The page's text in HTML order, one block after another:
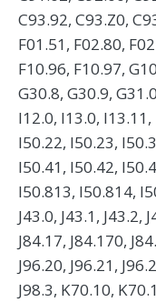
C93.92, C93.Z0,
F01.51, F02.80,
F10.96, F10.97,
G30.8, G30.9,
I12.0, I13.0,
I50.22, I50.23,
I50.41, I50.42,
I50.813, I50.814,
J43.0, J43.1, J43.2,
J84.17, J84.170,
J96.20, J96.21,
J98.3, K70.10,